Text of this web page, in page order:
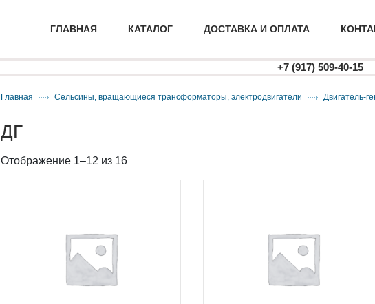
ГЛАВНАЯ КАТАЛОГ ДОСТАВКА И ОПЛАТА
+7 (917) 509-40-15
Главная Сельсины, вращающиеся трансформаторы, электродвигатели
ДГ
Отображение 1–12 из 16